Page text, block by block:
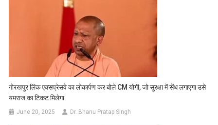
गोरखपुर लिंक एक्सप्रेसवे का लोकार्पण कर बोले CM योगी, जो सुरक्षा में सेंध लगाएगा उसे
यमराज का टिकट मिलेगा
June 20, 2025 Dr. Bhanu Pratap Singh